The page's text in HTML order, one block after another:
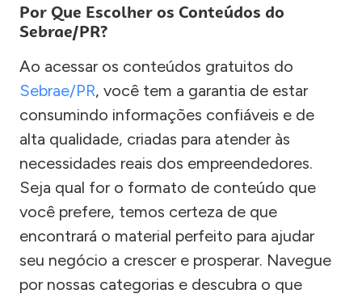
Por Que Escolher os Conteúdos do
Sebrae/PR?
Ao acessar os conteúdos gratuitos do
Sebrae/PR, você tem a garantia de estar
consumindo informações confiáveis e de
alta qualidade, criadas para atender às
necessidades reais dos empreendedores.
Seja qual for o formato de conteúdo que
você prefere, temos certeza de que
encontrará o material perfeito para ajudar
seu negócio a crescer e prosperar. Navegue
por nossas categorias e descubra o que